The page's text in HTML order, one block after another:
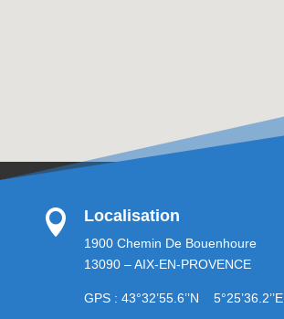
 Localisation
1900 Chemin De Bouenhoure
13090 – AIX-EN-PROVENCE
GPS : 43°32’55.6’’N 5°25’36.2’’E